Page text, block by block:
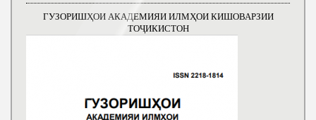
ГУЗОРИШҲОИ АКАДЕМИЯИ ИЛМҲОИ КИШОВАРЗИИ
ТОҶИКИСТОН